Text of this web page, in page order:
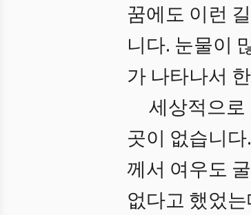
꿈에도 이런
니다. 눈물이
가 나타나서
세상적으로
곳이 없습니
께서 여우도
없다고 했었